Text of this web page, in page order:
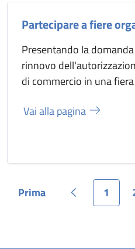
Partecipare a fiere
Presentando la
rinnovo
di commercio in una
Vai alla pagina
Pagina
Prima Pagina1